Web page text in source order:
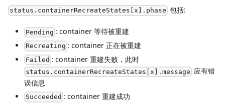
status.containerRecreateStates[x].phase 包括:
Pending : container 等待被重建
Recreating : container 正在被重建
Failed : container 重建失败，此时
status.containerRecreateStates[x].message 应有错
误信息
Succeeded : container 重建成功